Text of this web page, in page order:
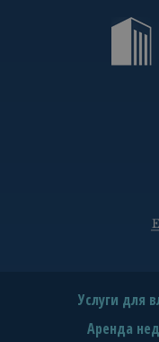
Услуги для
Аренда